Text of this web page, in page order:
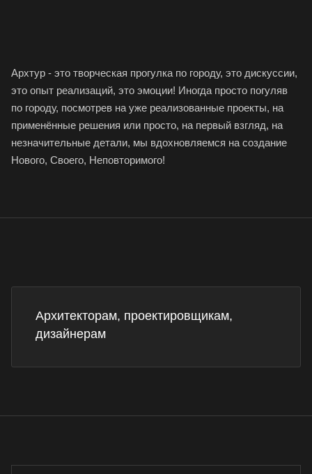
Архтур - это творческая прогулка по городу, это дискуссии,
это опыт реализаций, это эмоции! Иногда просто погуляв
по городу, посмотрев на уже реализованные проекты, на
применённые решения или просто, на первый взгляд, на
незначительные детали, мы вдохновляемся на создание
Нового, Своего, Неповторимого!
Архитекторам, проектировщикам,
дизайнерам